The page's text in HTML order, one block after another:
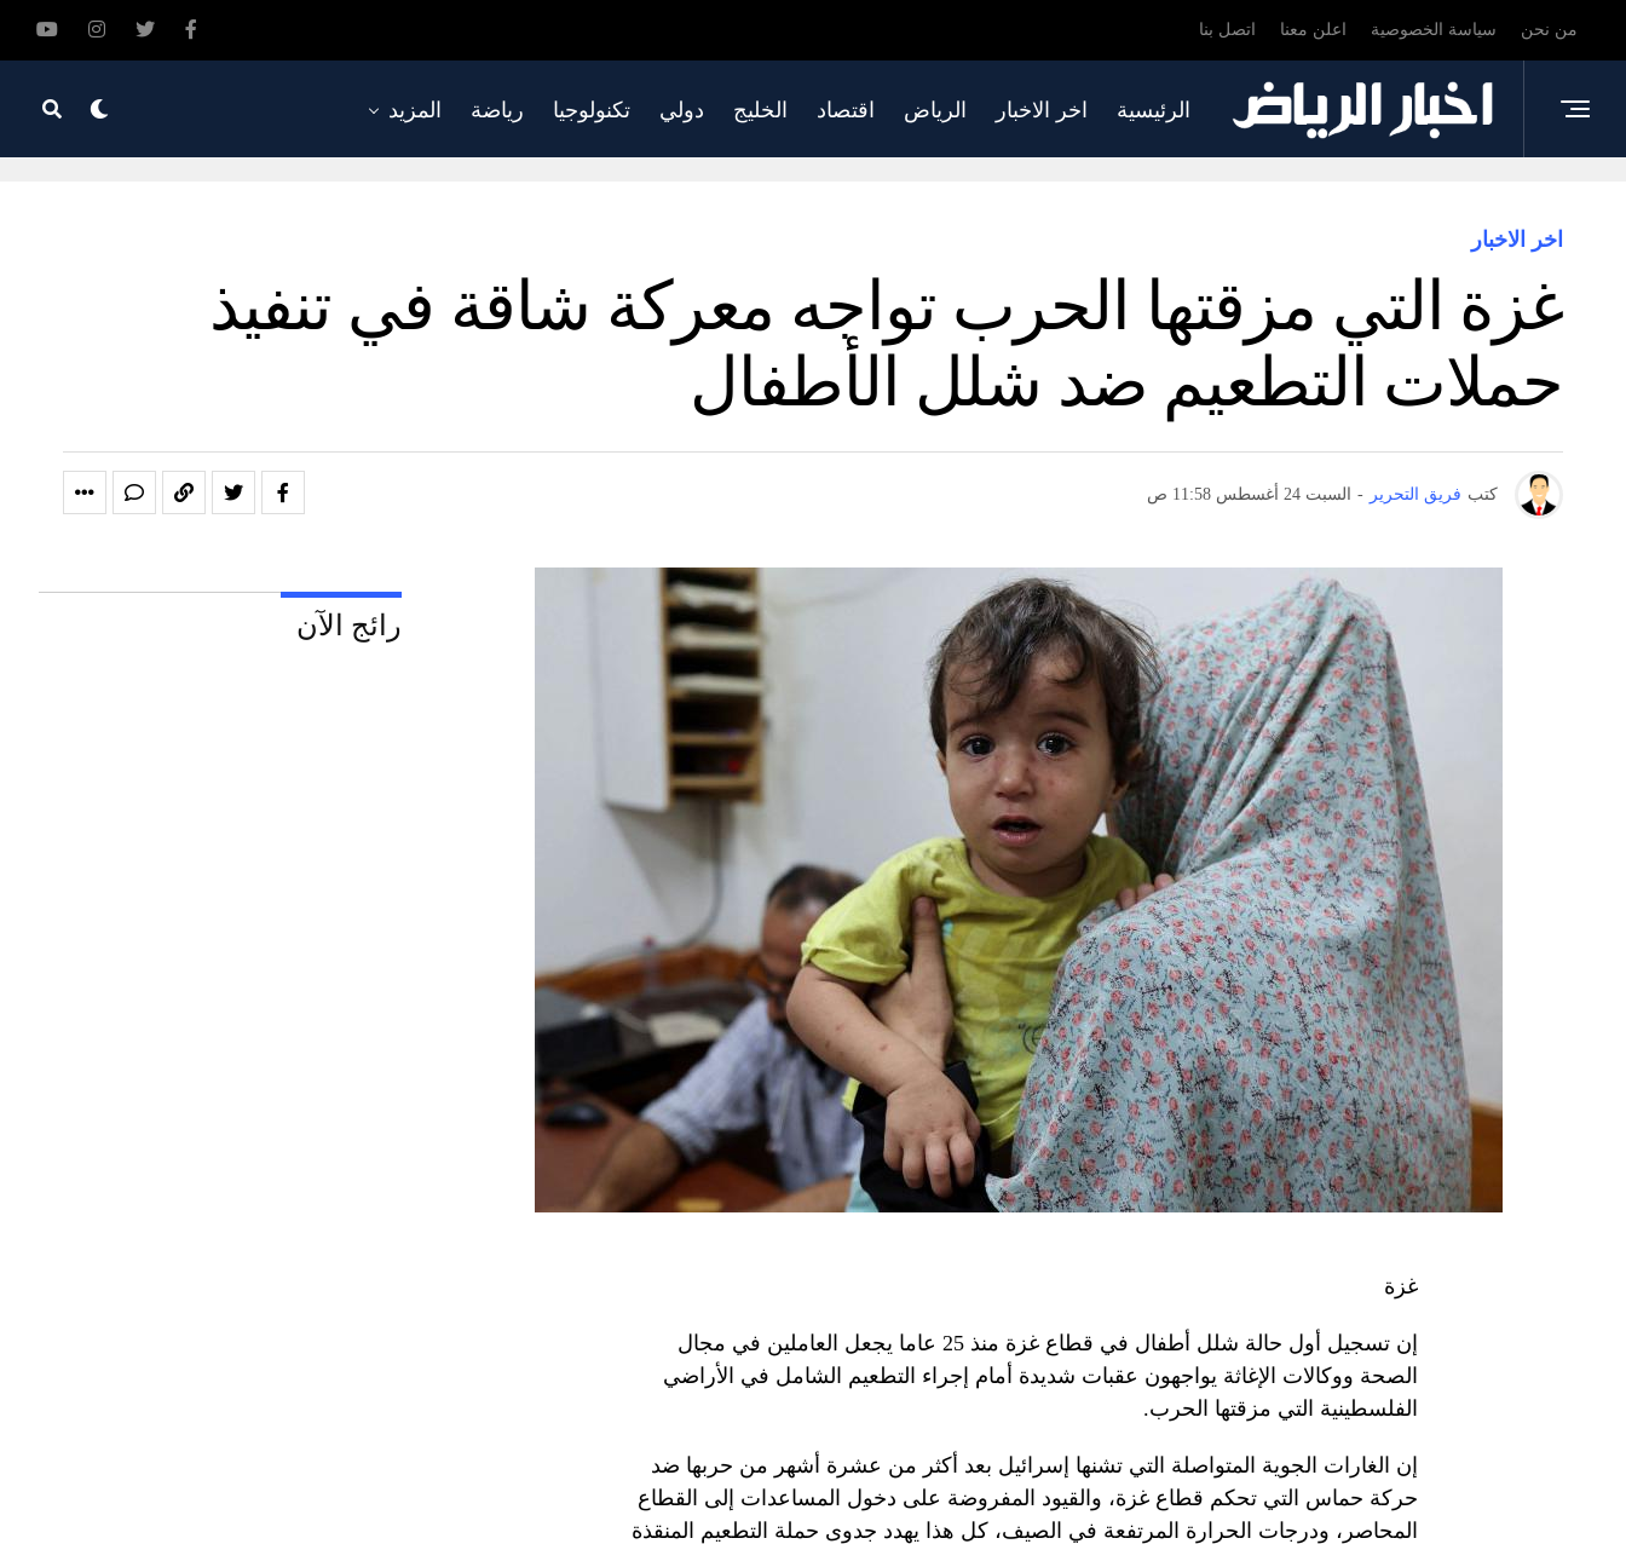
من نحن سياسة الخصوصية اعلن معنا اتصل بنا
الرئيسية اخر الاخبار الرياض اقتصاد الخليج دولي تكنولوجيا رياضة المزيد
اخر الاخبار
غزة التي مزقتها الحرب تواجه معركة شاقة في تنفيذ
حملات التطعيم ضد شلل الأطفال
كتب فريق التحرير - السبت 24 أغسطس 11:58 ص
غزة
إن تسجيل أول حالة شلل أطفال في قطاع غزة منذ 25 عاما يجعل العاملين في مجال
الصحة ووكالات الإغاثة يواجهون عقبات شديدة أمام إجراء التطعيم الشامل في الأراضي
الفلسطينية التي مزقتها الحرب.
إن الغارات الجوية المتواصلة التي تشنها إسرائيل بعد أكثر من عشرة أشهر من حربها ضد
حركة حماس التي تحكم قطاع غزة، والقيود المفروضة على دخول المساعدات إلى القطاع
المحاصر، ودرجات الحرارة المرتفعة في الصيف، كل هذا يهدد جدوى حملة التطعيم المنقذة
رائج الآن